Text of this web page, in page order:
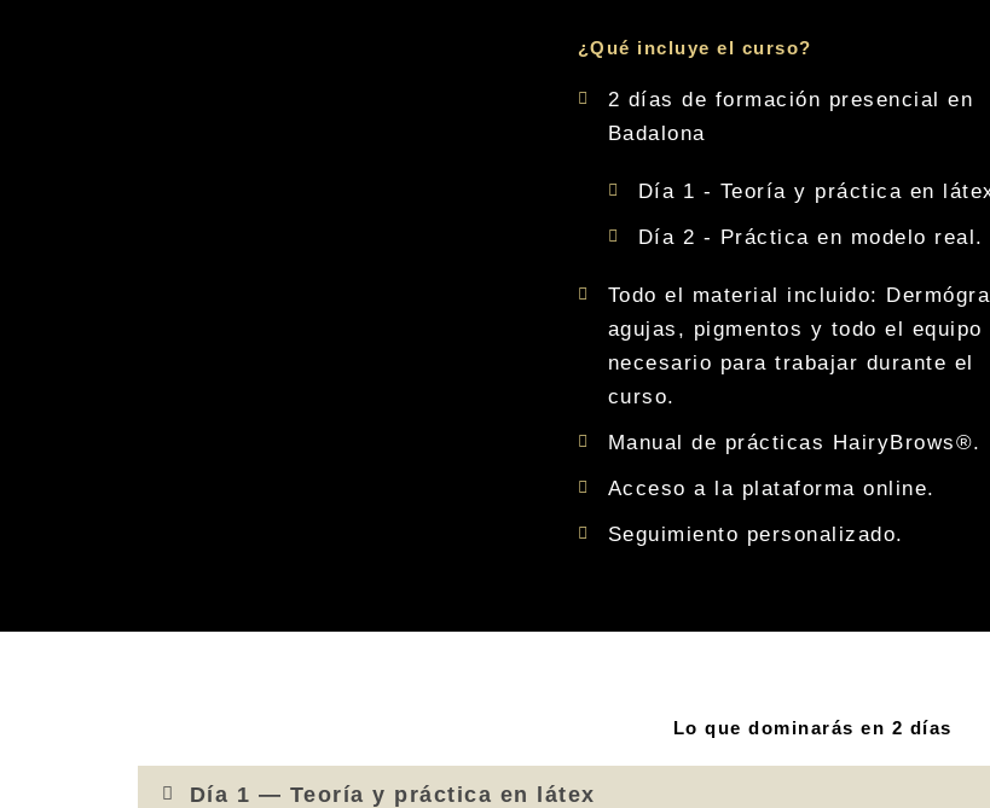
¿Qué incluye el curso?
2 días de formación presencial en
Badalona
Día 1 - Teoría y práctica en
Día 2 - Práctica en modelo real.
Todo el material incluido:
agujas, pigmentos y todo el equipo
necesario para trabajar durante el
curso.
Manual de prácticas HairyBrows®.
Acceso a la plataforma online.
Seguimiento personalizado.
Lo que dominarás en 2 días
Día 1 — Teoría y práctica en látex